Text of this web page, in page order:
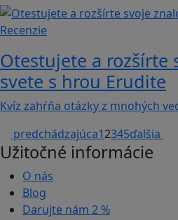
Recenzie
Otestujete a rozšírte
svete s hrou Erudite
Kvíz zahŕňa otázky z mnohých
predchádzajúca12345ďalšia
Užitočné informácie
O nás
Blog
Darujte nám 2 %